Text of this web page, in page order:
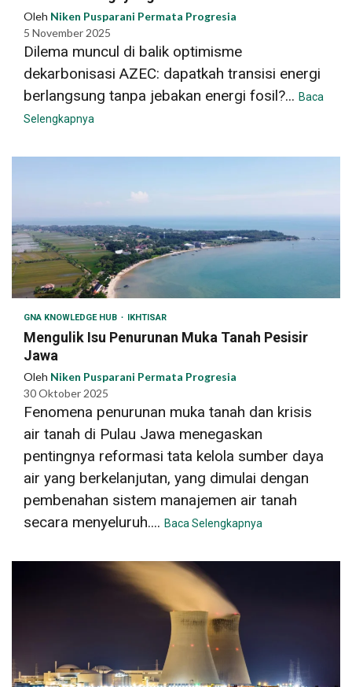
Oleh Niken Pusparani Permata Progresia
5 November 2025
Dilema muncul di balik optimisme
dekarbonisasi AZEC: dapatkah transisi energi
berlangsung tanpa jebakan energi fosil?... Baca
Selengkapnya
GNA KNOWLEDGE HUB IKHTISAR
Mengulik Isu Penurunan Muka Tanah Pesisir
Jawa
Oleh Niken Pusparani Permata Progresia
30 Oktober 2025
Fenomena penurunan muka tanah dan krisis
air tanah di Pulau Jawa menegaskan
pentingnya reformasi tata kelola sumber daya
air yang berkelanjutan, yang dimulai dengan
pembenahan sistem manajemen air tanah
secara menyeluruh.... Baca Selengkapnya